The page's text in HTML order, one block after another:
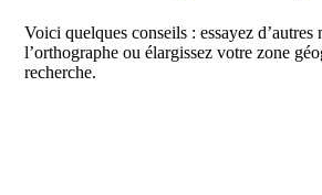
Voici quelques conseils : essayez
l’orthographe ou élargissez votre zone
recherche.